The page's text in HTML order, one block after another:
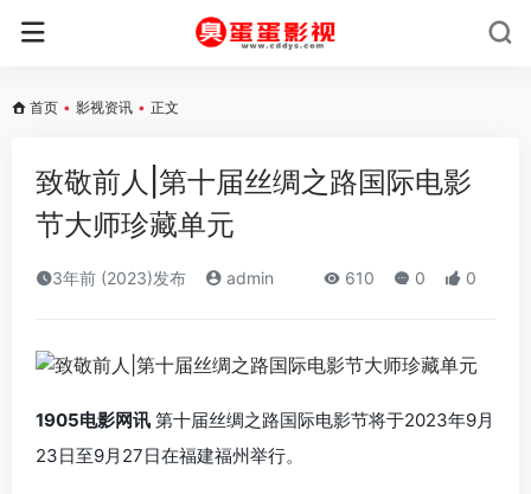
首页 • 影视资讯 • 正文
致敬前人|第十届丝绸之路国际电影
节大师珍藏单元
3年前 (2023)发布 admin 610 0 0
1905电影网讯 第十届丝绸之路国际电影节将于2023年9月
23日至9月27日在福建福州举行。